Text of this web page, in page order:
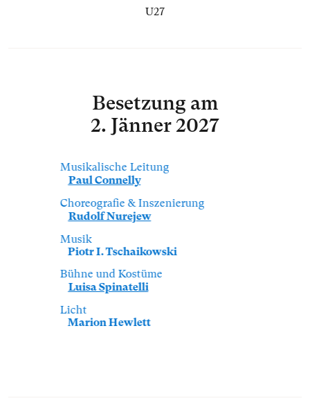
U27
Besetzung am
2. Jänner 2027
Musikalische Leitung
Paul Connelly
Choreografie & Inszenierung
Rudolf Nurejew
Musik
Piotr I. Tschaikowski
Bühne und Kostüme
Luisa Spinatelli
Licht
Marion Hewlett